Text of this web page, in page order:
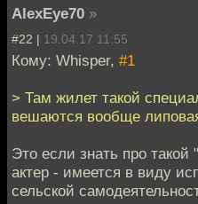
AlexEye70 »
#22 | 19.04.17 11:55
Кому: Whisper, #1
> Там жилет такой
вешаются вообще
Это если знать про
актер - имеется в виду
сельской